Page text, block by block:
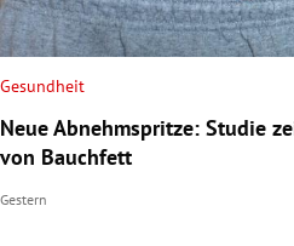
Gesundheit
Neue Abnehmspritze: Studie
von Bauchfett
Gestern